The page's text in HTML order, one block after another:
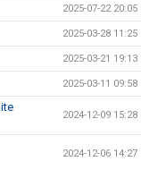
2025-07-22 20:05
2025-03-28 11:25
2025-03-21 19:13
2025-03-11 09:58
2024-12-09 15:28
2024-12-06 14:27